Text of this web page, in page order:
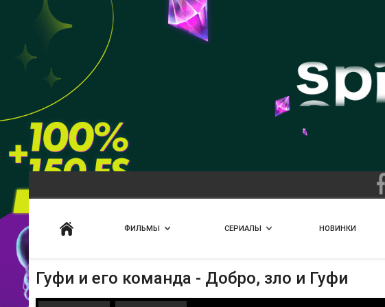
ФИЛЬМЫ СЕРИАЛЫ НОВИНКИ
Гуфи и его команда - Добро, зло и Гуфи